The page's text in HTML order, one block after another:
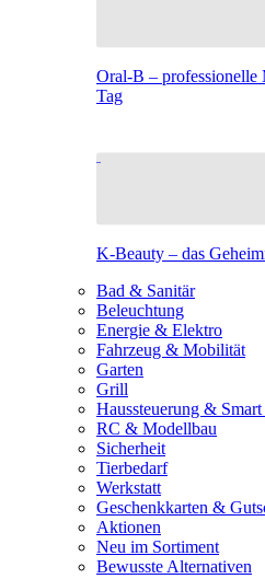
Oral-B – professionelle
Tag
K-Beauty – das
Bad & Sanitär
Beleuchtung
Energie & Elektro
Fahrzeug & Mobilität
Garten
Grill
Haussteuerung &
RC & Modellbau
Sicherheit
Tierbedarf
Werkstatt
Geschenkkarten &
Aktionen
Neu im Sortiment
Bewusste Alternativen